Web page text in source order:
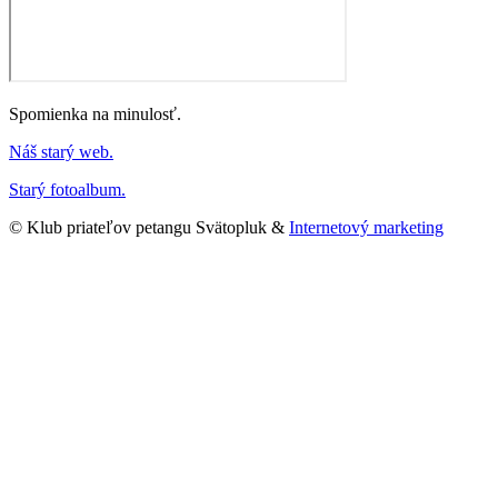
Spomienka na minulosť.
Náš starý web.
Starý fotoalbum.
© Klub priateľov petangu Svätopluk & Internetový marketing